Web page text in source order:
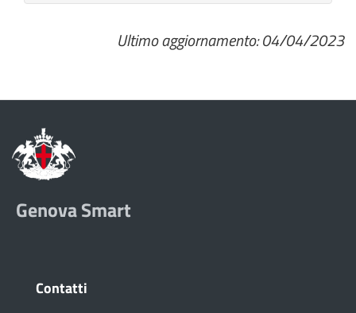
Ultimo aggiornamento: 04/04/2023
Genova Smart
Contatti